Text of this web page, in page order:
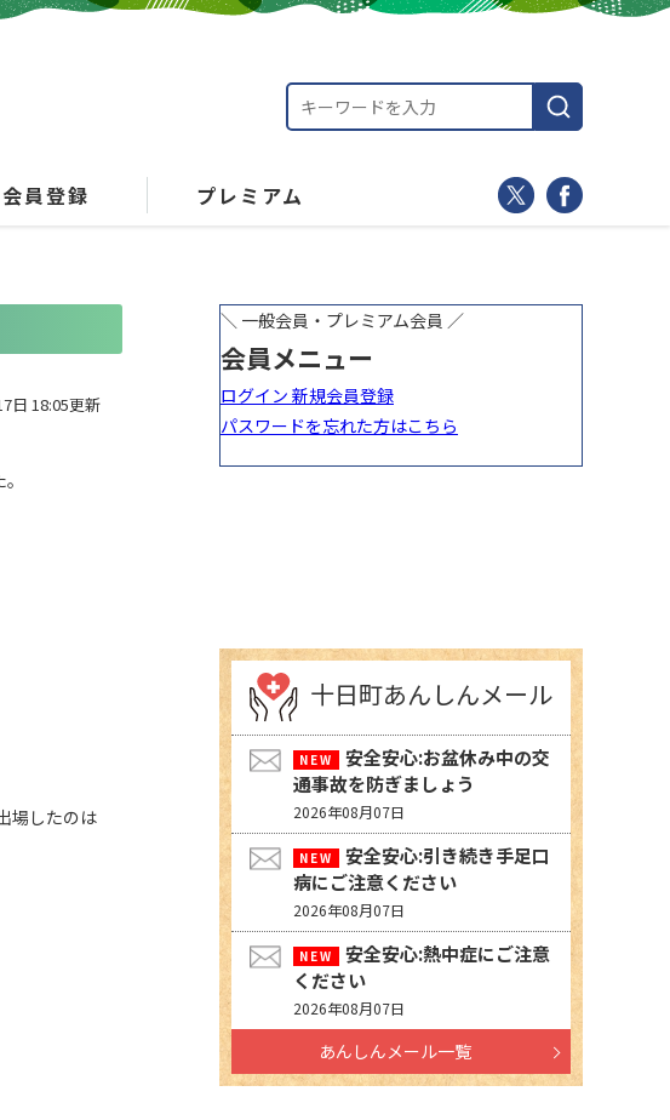
会員登録 プレミアム
日 18:05更新
場したのは
十日町あんしんメール
安全安心:お盆休み中の交
通事故を防ぎましょう
2026年08月07日
安全安心:引き続き手足口
病にご注意ください
2026年08月07日
安全安心:熱中症にご注意
ください
2026年08月07日
あんしんメール一覧